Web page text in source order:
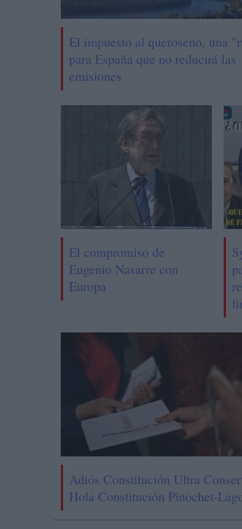
El impuesto al queroseno, una
para España que no reducirá las
emisiones
El compromiso de
Eugenio Nasarre con
Europa
Adiós Constitución Ultra
Hola Constitución Pinochet-